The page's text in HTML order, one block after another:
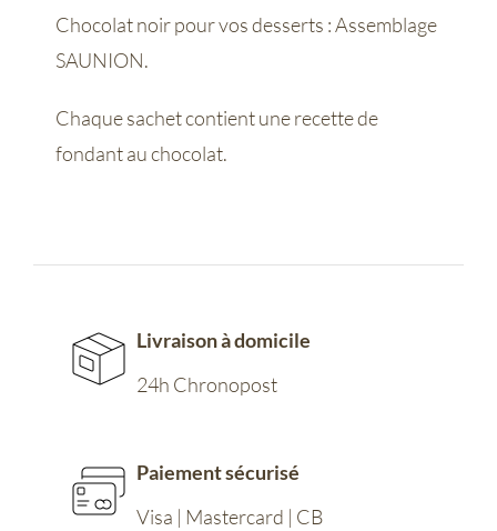
Chocolat noir pour vos desserts : Assemblage
SAUNION.
Chaque sachet contient une recette de
fondant au chocolat.
Livraison à domicile
24h Chronopost
Paiement sécurisé
Visa | Mastercard | CB